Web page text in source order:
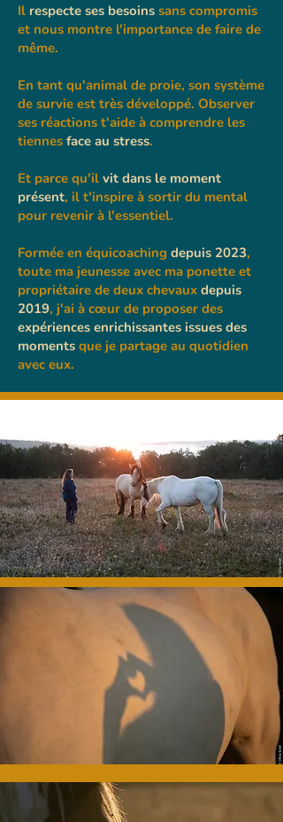
Il respecte ses besoins sans compromis
et nous montre l'importance de faire de
même.
En tant qu'animal de proie, son système
de survie est très développé. Observer
ses réactions t'aide à comprendre les
tiennes face au stress.
Et parce qu'il vit dans le moment
présent, il t'inspire à sortir du mental
pour revenir à l'essentiel.
Formée en équicoaching depuis 2023,
toute ma jeunesse avec ma ponette et
propriétaire de deux chevaux depuis
2019, j'ai à cœur de proposer des
expériences enrichissantes issues des
moments que je partage au quotidien
avec eux.